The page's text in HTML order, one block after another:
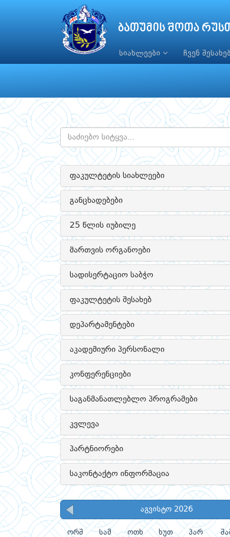
ბათუმის შოთა
სიახლეები ჩვენ შესახებ
ფაკულტეტის სიახლეები
განცხადებები
25 წლის იუბილე
მართვის ორგანოები
სადისერტაციო საბჭო
ფაკულტეტის შესახებ
დეპარტამენტები
აკადემიური პერსონალი
კონფერენციები
საგანმანათლებლო პროგრამები
კვლევა
პარტნიორები
საკონტაქტო ინფორმაცია
აგვისტო 2026
ორშ სამ ოთხ ხუთ პარ